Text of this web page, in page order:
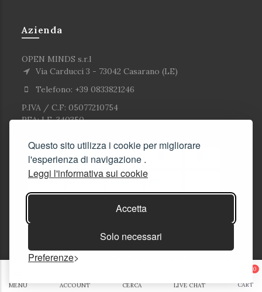
Questo sito utilizza i cookie per migliorare
l'esperienza di navigazione .
Leggi l'informativa sui cookie
Accetta
Solo necessari
Preferenze
MENU ACCOUNT CERCA LIVE CHAT
0
CART
Azienda
OPEN MINDS s.r.l
Via Carducci 3 - 73042 Casarano (LE)
Telefono: +39 0833821246
P.IVA / C.F: 05077210754
REA: LE-340350
© Copyright Corlù1979- Tutti i diritti riservati. 2026